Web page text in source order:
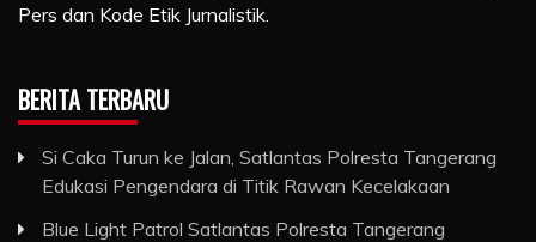
Pers dan Kode Etik Jurnalistik.
BERITA TERBARU
Si Caka Turun ke Jalan, Satlantas Polresta Tangerang
Edukasi Pengendara di Titik Rawan Kecelakaan
Blue Light Patrol Satlantas Polresta Tangerang